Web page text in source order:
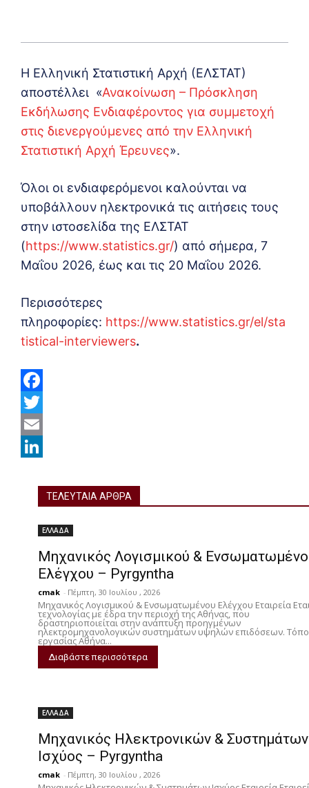
H Ελληνική Στατιστική Αρχή (ΕΛΣΤΑΤ)
αποστέλλει «Ανακοίνωση – Πρόσκληση
Εκδήλωσης Ενδιαφέροντος για συμμετοχή
στις διενεργούμενες από την Ελληνική
Στατιστική Αρχή Έρευνες».
Όλοι οι ενδιαφερόμενοι καλούνται να
υποβάλλουν ηλεκτρονικά τις αιτήσεις τους
στην ιστοσελίδα της ΕΛΣΤΑΤ
(https://www.statistics.gr/) από σήμερα, 7
Μαΐου 2026, έως και τις 20 Μαΐου 2026.
Περισσότερες
πληροφορίες: https://www.statistics.gr/el/sta
tistical-interviewers.
F
a
c
T
w
E
ΤΕΛΕΥΤΑΙΑ ΑΡΘΡΑ
ΕΛΛΑΔΑ
Μηχανικός Λογισμικού &
Ελέγχου – Pyrgyntha
cmak - Πέμπτη, 30 Ιουλίου , 2026
Μηχανικός Λογισμικού & Ενσωματωμένου Ελέγχου Εταιρεία
τεχνολογίας με έδρα την περιοχή της Αθήνας, που
δραστηριοποιείται στην ανάπτυξη προηγμένων
ηλεκτρομηχανολογικών συστημάτων υψηλών επιδόσεων.
εργασίας Αθήνα...
Διαβάστε περισσότερα
ΕΛΛΑΔΑ
Μηχανικός Ηλεκτρονικών & Συστημάτων
Ισχύος – Pyrgyntha
cmak - Πέμπτη, 30 Ιουλίου , 2026